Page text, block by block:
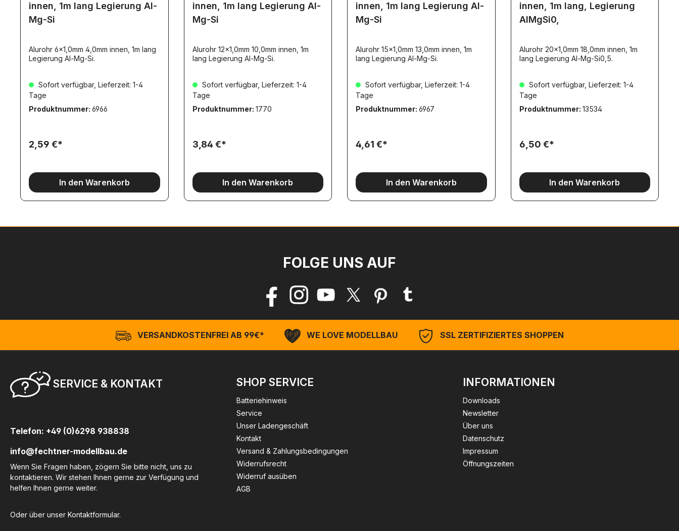
innen, 1m lang Legierung Al-
Mg-Si
Alurohr 6x1,0mm 4,0mm innen, 1m lang
Legierung Al-Mg-Si.
Sofort verfügbar, Lieferzeit: 1-4
Tage
Produktnummer: 6966
2,59 €*
In den Warenkorb
innen, 1m lang Legierung Al-
Mg-Si
Alurohr 12x1,0mm 10,0mm innen, 1m
lang Legierung Al-Mg-Si.
Sofort verfügbar, Lieferzeit: 1-4
Tage
Produktnummer: 1770
3,84 €*
In den Warenkorb
innen, 1m lang Legierung Al-
Mg-Si
Alurohr 15x1,0mm 13,0mm innen, 1m
lang Legierung Al-Mg-Si.
Sofort verfügbar, Lieferzeit: 1-4
Tage
Produktnummer: 6967
4,61 €*
In den Warenkorb
innen, 1m lang, Legierung
AlMgSi0,
Alurohr 20x1,0mm 18,0mm innen, 1m
lang Legierung Al-Mg-Si0,5.
Sofort verfügbar, Lieferzeit: 1-4
Tage
Produktnummer: 13534
6,50 €*
In den Warenkorb
FOLGE UNS AUF
VERSANDKOSTENFREI AB 99€* WE LOVE MODELLBAU SSL ZERTIFIZIERTES SHOPPEN
SERVICE & KONTAKT
Telefon: +49 (0)6298 938838
info@fechtner-modellbau.de
Wenn Sie Fragen haben, zögern Sie bitte nicht, uns zu
kontaktieren. Wir stehen Ihnen gerne zur Verfügung und
helfen Ihnen gerne weiter.
Oder über unser Kontaktformular.
SHOP SERVICE
Batteriehinweis
Service
Unser Ladengeschäft
Kontakt
Versand & Zahlungsbedingungen
Widerrufsrecht
Widerruf ausüben
AGB
INFORMATIONEN
Downloads
Newsletter
Über uns
Datenschutz
Impressum
Öffnungszeiten